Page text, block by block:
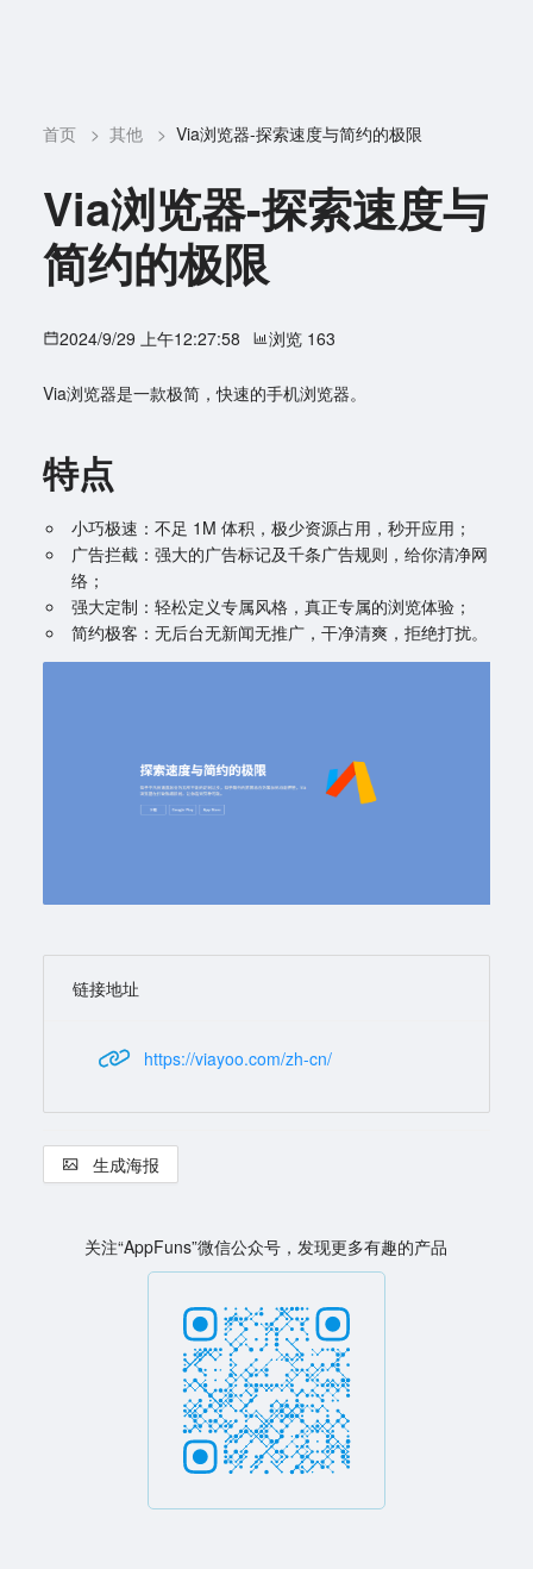
首页 > 其他 > Via浏览器-探索速度与简约的极限
Via浏览器-探索速度与
简约的极限
2024/9/29 上午12:27:58 浏览 163
Via浏览器是一款极简，快速的手机浏览器。
特点
小巧极速：不足 1M 体积，极少资源占用，秒开应用；
广告拦截：强大的广告标记及千条广告规则，给你清净网
络；
强大定制：轻松定义专属风格，真正专属的浏览体验；
简约极客：无后台无新闻无推广，干净清爽，拒绝打扰。
链接地址
https://viayoo.com/zh-cn/
生成海报
关注“AppFuns”微信公众号，发现更多有趣的产品